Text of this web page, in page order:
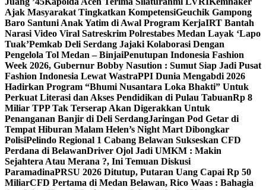
Ajak Masyarakat Tingkatkan KompetensiGeuchik Gampong
Baro Santuni Anak Yatim di Awal Program KerjaIRT Bantah
Narasi Video Viral Satreskrim Polrestabes Medan Layak ‘Lapo
Tuak’Pemkab Deli Serdang Jajaki Kolaborasi Dengan
Pengelola Tol Medan – BinjaiPenutupan Indonesia Fashion
Week 2026, Gubernur Bobby Nasution : Sumut Siap Jadi Pusat
Fashion Indonesia Lewat WastraPPI Dunia Mengabdi 2026
Hadirkan Program “Bhumi Nusantara Loka Bhakti” Untuk
Perkuat Literasi dan Akses Pendidikan di Pulau TabuanRp 8
Miliar TPP Tak Terserap Akan Digerakkan Untuk
Penanganan Banjir di Deli SerdangJaringan Pod Getar di
Tempat Hiburan Malam Helen’s Night Mart Dibongkar
PolisiPelindo Regional 1 Cabang Belawan Sukseskan CFD
Perdana di BelawanDriver Ojol Jadi UMKM : Makin
Sejahtera Atau Merana ?, Ini Temuan Diskusi
ParamadinaPRSU 2026 Ditutup, Putaran Uang Capai Rp 50
MiliarCFD Pertama di Medan Belawan, Rico Waas : Bahagia